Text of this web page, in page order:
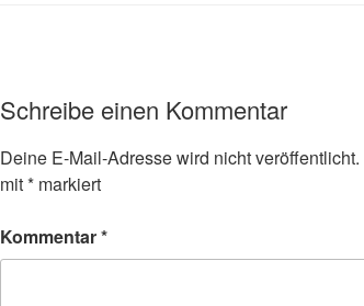
Schreibe einen Kommentar
Deine E-Mail-Adresse wird nicht veröffentlicht.
mit* markiert
Kommentar*